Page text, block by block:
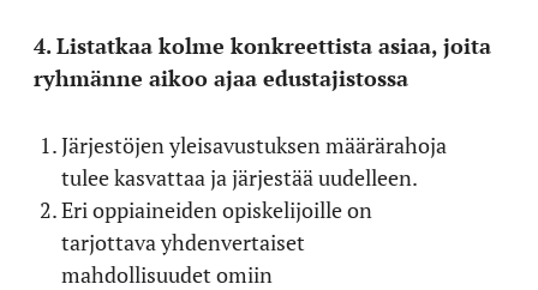
4. Listatkaa kolme konkreettista asiaa, joita
ryhmänne aikoo ajaa edustajistossa
Järjestöjen yleisavustuksen määrärahoja
tulee kasvattaa ja järjestää uudelleen.
Eri oppiaineiden opiskelijoille on
tarjottava yhdenvertaiset
mahdollisuudet omiin